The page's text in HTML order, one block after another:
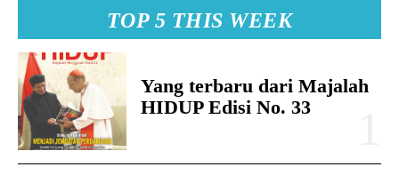
TOP 5 THIS WEEK
Yang terbaru dari Majalah
HIDUP Edisi No. 33